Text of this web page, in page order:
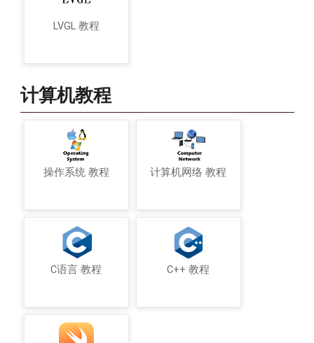
LVGL 教程
计算机教程
操作系统 教程 计算机网络 教程
C语言 教程 C++ 教程